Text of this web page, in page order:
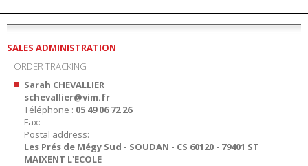
SALES ADMINISTRATION
ORDER TRACKING
Sarah CHEVALLIER
schevallier@vim.fr
Téléphone : 05 49 06 72 26
Fax:
Postal address:
Les Prés de Mégy Sud - SOUDAN - CS 60120 - 79401 ST
MAIXENT L'ECOLE